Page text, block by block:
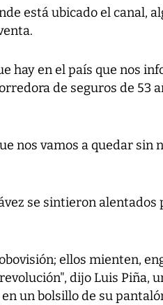
está ubicado el canal,
hay en el país que nos
de seguros de 53
nos vamos a quedar sin
se sintieron alentados
ellos mienten,
dijo Luis Piña,
un bolsillo de su